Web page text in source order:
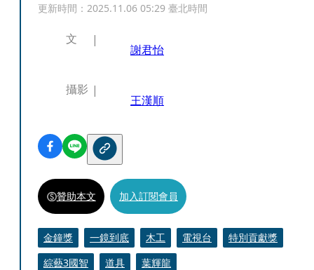
更新時間： 2025.11.06 05:29 臺北時間
文
謝君怡
攝影
王漢順
贊助本文 加入訂閱會員
金鐘獎 一鏡到底 木工 電視台
特別貢獻獎
綜藝3國智
道具 葉輝龍